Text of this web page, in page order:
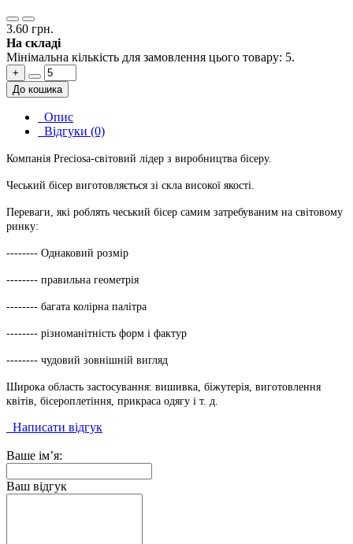
3.60 грн.
На складі
Мінімальна кількість для замовлення цього товару: 5.
+
До кошика
Опис
Відгуки (0)
Компанія Preciosa-світовий лідер з виробництва бісеру.
Чеський бісер виготовляється зі скла високої якості.
Переваги, які роблять чеський бісер самим затребуваним на світовому
ринку:
-------- Однаковий розмір
-------- правильна геометрія
-------- багата колірна палітра
-------- різноманітність форм і фактур
-------- чудовий зовнішній вигляд
Широка область застосування: вишивка, біжутерія, виготовлення
квітів, бісероплетіння, прикраса одягу і т. д.
Написати відгук
Ваше ім’я:
Ваш відгук